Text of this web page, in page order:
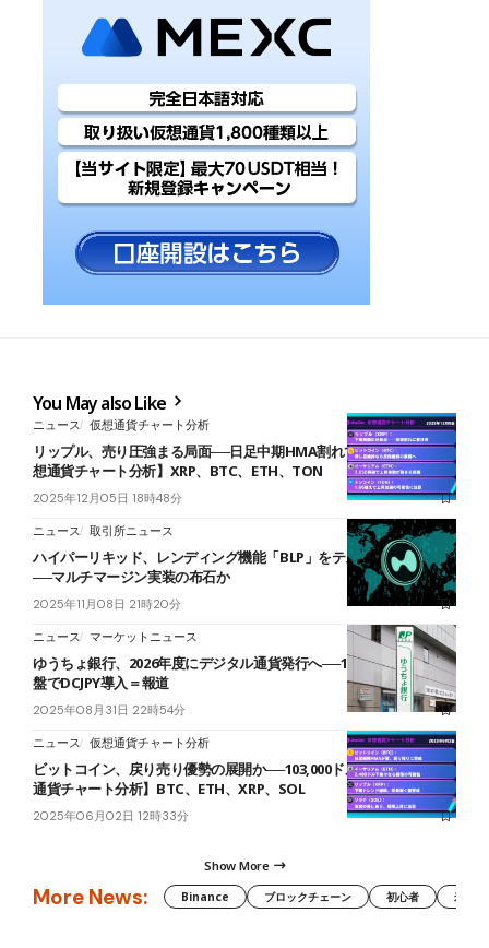
You May also Like
ニュース 仮想通貨チャート分析
リップル、売り圧強まる局面──日足中期HMA割れで弱気加速か【仮
想通貨チャート分析】XRP、BTC、ETH、TON
2025年12月05日 18時48分
ニュース 取引所ニュース
ハイパーリキッド、レンディング機能「BLP」をテストネットで展開
──マルチマージン実装の布石か
2025年11月08日 21時20分
ニュース マーケットニュース
ゆうちょ銀行、2026年度にデジタル通貨発行へ──190兆円の預金基
盤でDCJPY導入＝報道
2025年08月31日 22時54分
ニュース 仮想通貨チャート分析
ビットコイン、戻り売り優勢の展開か──103,000ドル割れ警戒【仮想
通貨チャート分析】BTC、ETH、XRP、SOL
2025年06月02日 12時33分
Show More
More News: Binance ブロックチェーン 初心者 米国